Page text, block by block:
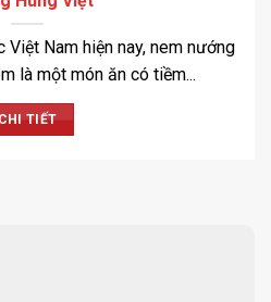
Nam hiện nay, nem nướng
là một món ăn có tiềm...
CHI TIẾT